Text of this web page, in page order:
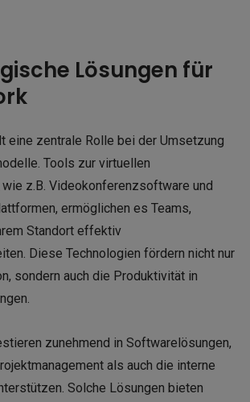
Lösungen für
eine zentrale Rolle bei der Umsetzung
Tools zur virtuellen
z.B. Videokonferenzsoftware und
ermöglichen es Teams,
Standort effektiv
Diese Technologien fördern nicht nur
sondern auch die Produktivität in
zunehmend in Softwarelösungen,
als auch die interne
Solche Lösungen bieten